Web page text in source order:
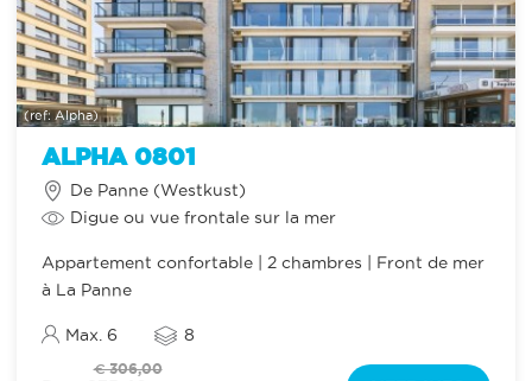
ALPHA 0801
(ref: Alpha)
De Panne (Westkust)
Digue ou vue frontale sur la mer
Appartement confortable | 2 chambres | Front de mer
à La Panne
Max. 6 8
€ 306,00